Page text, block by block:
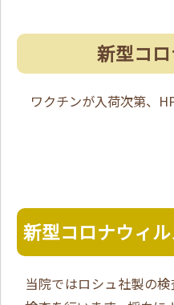
新型コ
ワクチンが入荷次第、
新型コロナウィ
当院ではロシュ社製の